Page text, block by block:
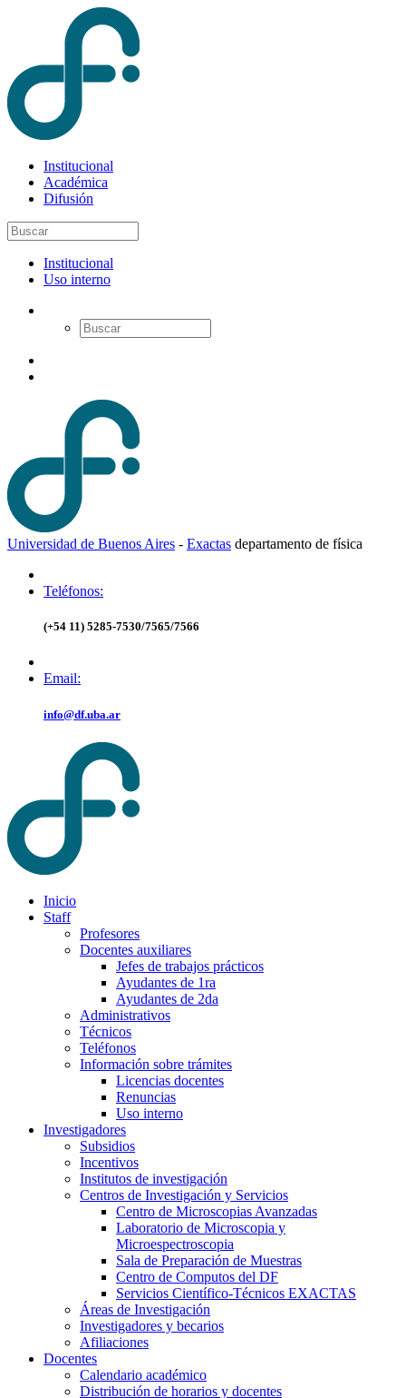
Institucional
Académica
Difusión
Institucional
Uso interno
Universidad de Buenos Aires - Exactas departamento de física
Teléfonos:
(+54 11) 5285-7530/7565/7566
Email:
info@df.uba.ar
Inicio
Staff
Profesores
Docentes auxiliares
Jefes de trabajos prácticos
Ayudantes de 1ra
Ayudantes de 2da
Administrativos
Técnicos
Teléfonos
Información sobre trámites
Licencias docentes
Renuncias
Uso interno
Investigadores
Subsidios
Incentivos
Institutos de investigación
Centros de Investigación y Servicios
Centro de Microscopias Avanzadas
Laboratorio de Microscopia y
Microespectroscopia
Sala de Preparación de Muestras
Centro de Computos del DF
Servicios Científico-Técnicos EXACTAS
Áreas de Investigación
Investigadores y becarios
Afiliaciones
Docentes
Calendario académico
Distribución de horarios y docentes